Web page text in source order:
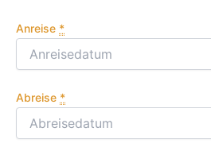
Anreise *
Abreise *